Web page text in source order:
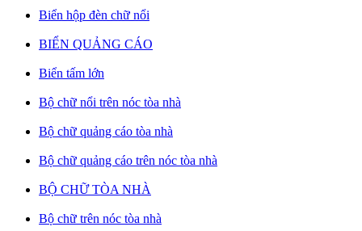
Biển hộp đèn chữ nổi
BIỂN QUẢNG CÁO
Biển tấm lớn
Bộ chữ nổi trên nóc tòa nhà
Bộ chữ quảng cáo tòa nhà
Bộ chữ quảng cáo trên nóc tòa nhà
BỘ CHỮ TÒA NHÀ
Bộ chữ trên nóc tòa nhà